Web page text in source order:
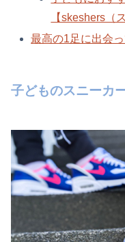
【skeshers（
最高の1足に出会
子どものスニーカ